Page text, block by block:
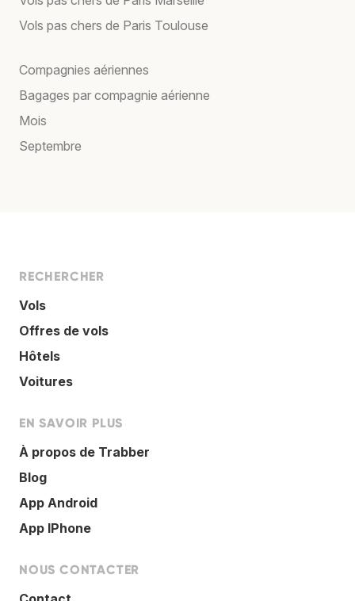
Vols pas chers de Paris Toulouse
Compagnies aériennes
Bagages par compagnie aérienne
Mois
Septembre
RECHERCHER
Vols
Offres de vols
Hôtels
Voitures
EN SAVOIR PLUS
À propos de Trabber
Blog
App Android
App IPhone
NOUS CONTACTER